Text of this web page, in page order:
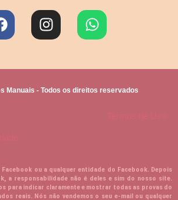
Manuais - Todos os direitos reservados
ou a qualquer entidade do Facebook.
Depois
a responsabilidade não é deles e sim do nosso site.
para indicar claramente e mostrar todas as provas do
reais. Nós não vendemos o seu e-mail ou qualquer